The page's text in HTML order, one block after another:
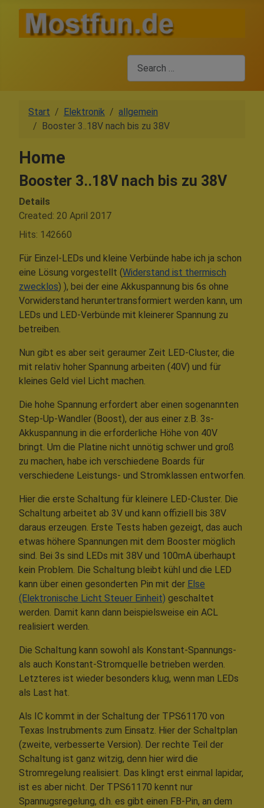
Start Elektronik
allgemein
Booster 3..18V nach bis zu 38V
Home
Booster 3..18V nach bis zu 38V
Details
Created: 20 April 2017
Hits: 142660
Für Einzel-LEDs und kleine Verbünde habe ich ja schon
eine Lösung vorgestellt (Widerstand ist thermisch
zwecklos) ), bei der eine Akkuspannung bis 6s ohne
Vorwiderstand heruntertransformiert werden kann, um
LEDs und LED-Verbünde mit kleinerer Spannung zu
betreiben.
Nun gibt es aber seit geraumer Zeit LED-Cluster, die
mit relativ hoher Spannung arbeiten (40V) und für
kleines Geld viel Licht machen.
Die hohe Spannung erfordert aber einen sogenannten
Step-Up-Wandler (Boost), der aus einer z.B. 3s-
Akkuspannung in die erforderliche Höhe von 40V
bringt. Um die Platine nicht unnötig schwer und groß
zu machen, habe ich verschiedene Boards für
verschiedene Leistungs- und Stromklassen entworfen.
Hier die erste Schaltung für kleinere LED-Cluster. Die
Schaltung arbeitet ab 3V und kann offiziell bis 38V
daraus erzeugen. Erste Tests haben gezeigt, das auch
etwas höhere Spannungen mit dem Booster möglich
sind. Bei 3s sind LEDs mit 38V und 100mA überhaupt
kein Problem. Die Schaltung bleibt kühl und die LED
kann über einen gesonderten Pin mit der Else
(Elektronische Licht Steuer Einheit) geschaltet
werden. Damit kann dann beispielsweise ein ACL
realisiert werden.
Die Schaltung kann sowohl als Konstant-Spannungs-
als auch Konstant-Stromquelle betrieben werden.
Letzteres ist wieder besonders klug, wenn man LEDs
als Last hat.
Als IC kommt in der Schaltung der TPS61170 von
Texas Instrubments zum Einsatz. Hier der Schaltplan
(zweite, verbesserte Version). Der rechte Teil der
Schaltung ist ganz witzig, denn hier wird die
Stromregelung realisiert. Das klingt erst einmal lapidar,
ist es aber nicht. Der TPS61170 kennt nur
Spannugsregelung, d.h. es gibt einen FB-Pin, an dem